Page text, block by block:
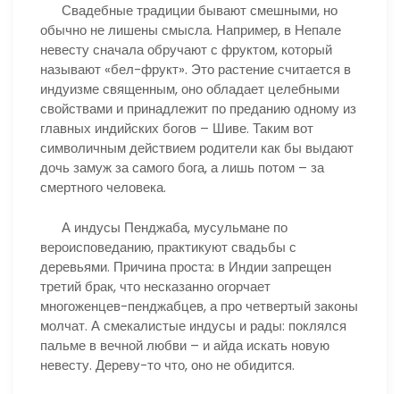
Свадебные традиции бывают смешными, но
обычно не лишены смысла. Например, в Непале
невесту сначала обручают с фруктом, который
называют «бел-фрукт». Это растение считается в
индуизме священным, оно обладает целебными
свойствами и принадлежит по преданию одному из
главных индийских богов – Шиве. Таким вот
символичным действием родители как бы выдают
дочь замуж за самого бога, а лишь потом – за
смертного человека.
А индусы Пенджаба, мусульмане по
вероисповеданию, практикуют свадьбы с
деревьями. Причина проста: в Индии запрещен
третий брак, что несказанно огорчает
многоженцев-пенджабцев, а про четвертый законы
молчат. А смекалистые индусы и рады: поклялся
пальме в вечной любви – и айда искать новую
невесту. Дереву-то что, оно не обидится.